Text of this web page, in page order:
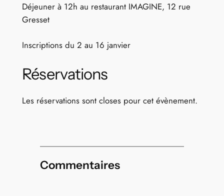
Déjeuner à 12h au restaurant IMAGINE, 12 rue
Gresset
Inscriptions du 2 au 16 janvier
Réservations
Les réservations sont closes pour cet évènement.
Commentaires